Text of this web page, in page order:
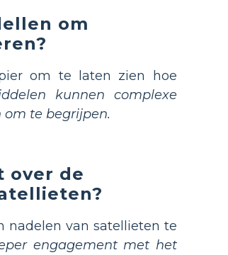
om
om te laten zien hoe
kunnen complexe
te begrijpen.
over de
nadelen van satellieten te
engagement met het